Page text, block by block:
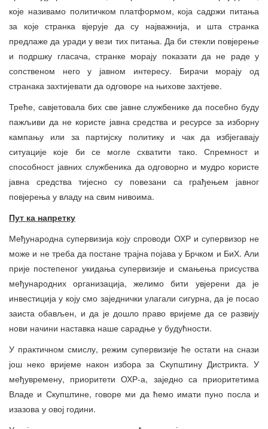
које називамо политичком платформом, која садржи питања
за које странка вјерује да су најважнија, и шта странка
предлаже да уради у вези тих питања. Да би стекли повјерење
и подршку гласача, странке морају показати да не раде у
сопственом него у јавном интересу. Бирачи морају од
странака захтијевати да одговоре на њихове захтјеве.
Треће, савјетовала бих све јавне службенике да посебно буду
пажљиви да не користе јавна средства и ресурсе за изборну
кампању или за партијску политику и чак да избјегавају
ситуације које би се могле схватити тако. Спремност и
способност јавних службеника да одговорно и мудро користе
јавна средства тијесно су повезани са грађењем јавног
повјерења у владу на свим нивоима.
Пут ка напретку
Међународна супервизија коју спроводи ОХР и супервизор не
може и не треба да постане трајна појава у Брчком и БиХ. Али
прије постепеног укидања супервизије и смањења присуства
међународних организација, желимо бити увјерени да је
инвестиција у коју смо заједнички улагали сигурна, да је посао
заиста обављен, и да је дошло право вријеме да се развију
нови начини наставка наше сарадње у будућности.
У практичном смислу, режим супервизије ће остати на снази
још неко вријеме након избора за Скупштину Дистрикта. У
међувремену, приоритети ОХР-а, заједно са приоритетима
Владе и Скупштине, говоре ми да ћемо имати пуно посла и
изазова у овој години.